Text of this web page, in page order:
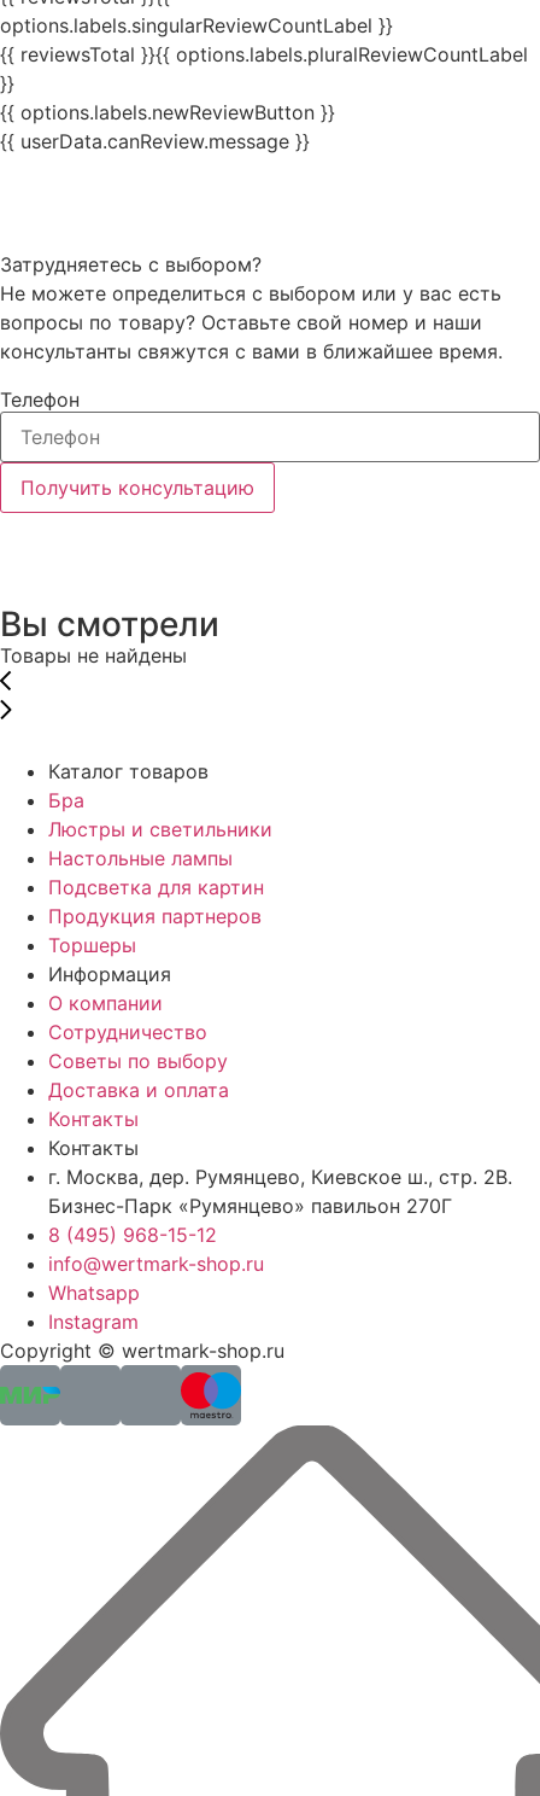
options.labels.singularReviewCountLabel }}
{{ reviewsTotal }}{{ options.labels.pluralReviewCountLabel
}}
{{ options.labels.newReviewButton }}
{{ userData.canReview.message }}
Затрудняетесь с выбором?
Не можете определиться с выбором или у вас есть
вопросы по товару? Оставьте свой номер и наши
консультанты свяжутся с вами в ближайшее время.
Телефон
Получить консультацию
Вы смотрели
Товары не найдены
Каталог товаров
Бра
Люстры и светильники
Настольные лампы
Подсветка для картин
Продукция партнеров
Торшеры
Информация
О компании
Сотрудничество
Советы по выбору
Доставка и оплата
Контакты
Контакты
г. Москва, дер. Румянцево, Киевское ш., стр. 2В.
Бизнес-Парк «Румянцево» павильон 270Г
8 (495) 968-15-12
info@wertmark-shop.ru
Whatsapp
Instagram
Copyright © wertmark-shop.ru